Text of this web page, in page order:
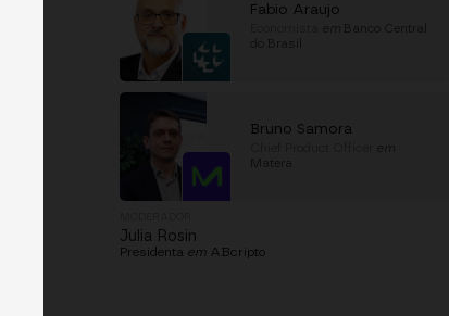
Fabio Araujo
Banco Central
Bruno Samora
Matera
Julia Rosin
Presidenta em ABcripto